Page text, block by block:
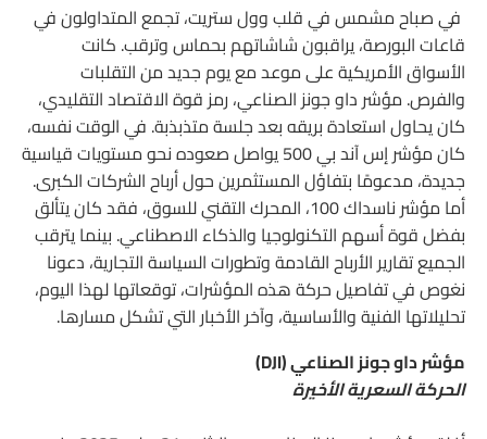
في صباح مشمس في قلب وول ستريت، تجمع المتداولون في
قاعات البورصة، يراقبون شاشاتهم بحماس وترقب. كانت
الأسواق الأمريكية على موعد مع يوم جديد من التقلبات
والفرص. مؤشر داو جونز الصناعي، رمز قوة الاقتصاد التقليدي،
كان يحاول استعادة بريقه بعد جلسة متذبذبة. في الوقت نفسه،
كان مؤشر إس آند بي 500 يواصل صعوده نحو مستويات قياسية
جديدة، مدعومًا بتفاؤل المستثمرين حول أرباح الشركات الكبرى.
أما مؤشر ناسداك 100، المحرك التقني للسوق، فقد كان يتألق
بفضل قوة أسهم التكنولوجيا والذكاء الاصطناعي. بينما يترقب
الجميع تقارير الأرباح القادمة وتطورات السياسة التجارية، دعونا
نغوص في تفاصيل حركة هذه المؤشرات، توقعاتها لهذا اليوم،
تحليلاتها الفنية والأساسية، وآخر الأخبار التي تشكل مسارها.
مؤشر داو جونز الصناعي (DJI)
الحركة السعرية الأخيرة